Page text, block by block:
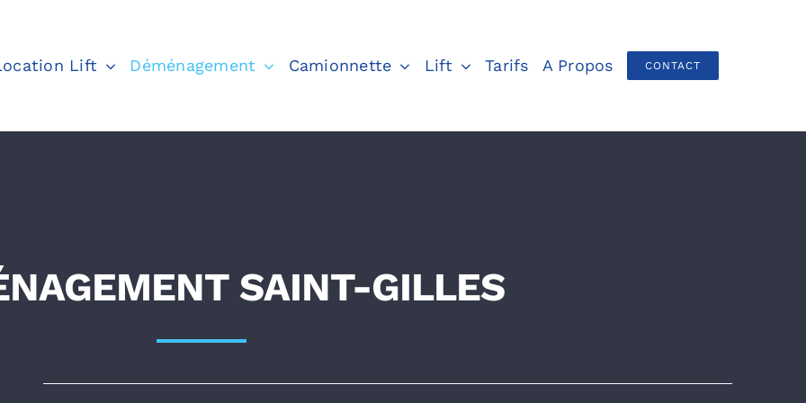
Lift Déménagement Camionnette Lift Tarifs A Propos CONTACT
SAINT-GILLES